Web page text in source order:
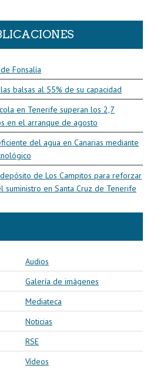
Fonsalía
balsas al 55% de su capacidad
en Tenerife superan los 2,7
en el arranque de agosto
del agua en Canarias mediante
de Los Campitos para reforzar
suministro en Santa Cruz de Tenerife
Audios
Galería de imágenes
Mediateca
Noticias
RSE
Vídeos